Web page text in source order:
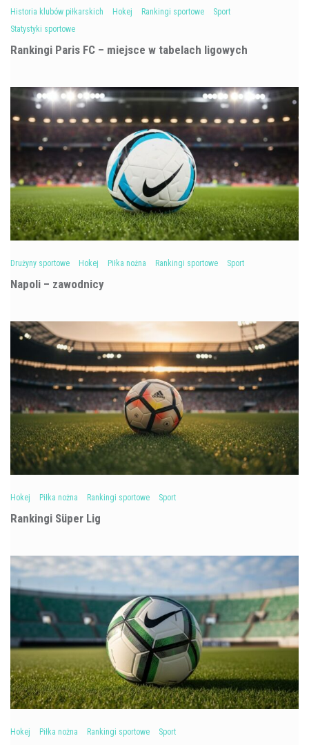
Historia klubów piłkarskich Hokej Rankingi sportowe
Sport
Statystyki sportowe
Rankingi Paris FC – miejsce w tabelach ligowych
Drużyny sportowe Hokej Piłka nożna Rankingi sportowe Sport
Napoli – zawodnicy
Hokej Piłka nożna Rankingi sportowe Sport
Rankingi Süper Lig
Hokej Piłka nożna Rankingi sportowe Sport